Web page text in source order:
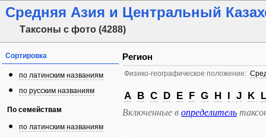
Средняя Азия и Центральный
Таксоны с фото (4288)
Сортировка
по латинским названиям
по русским названиям
По семействам
по латинским названиям
Регион
Физико-географическое положение:
A B C D E F G H I J K L
Включенные в определитель